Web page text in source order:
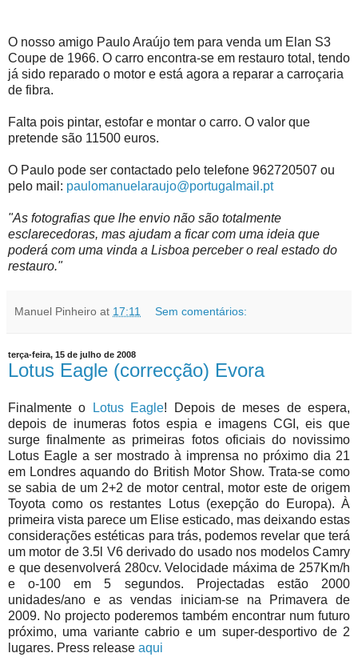
O nosso amigo Paulo Araújo tem para venda um Elan S3
Coupe de 1966. O carro encontra-se em restauro total, tendo
já sido reparado o motor e está agora a reparar a carroçaria
de fibra.
Falta pois pintar, estofar e montar o carro. O valor que
pretende são 11500 euros.
O Paulo pode ser contactado pelo telefone 962720507 ou
pelo mail: paulomanuelaraujo@portugalmail.pt
"As fotografias que lhe envio não são totalmente
esclarecedoras, mas ajudam a ficar com uma ideia que
poderá com uma vinda a Lisboa perceber o real estado do
restauro."
Manuel Pinheiro at 17:11 Sem comentários:
terça-feira, 15 de julho de 2008
Lotus Eagle (correcção) Evora
Finalmente o Lotus Eagle! Depois de meses de espera,
depois de inumeras fotos espia e imagens CGI, eis que
surge finalmente as primeiras fotos oficiais do novissimo
Lotus Eagle a ser mostrado à imprensa no próximo dia 21
em Londres aquando do British Motor Show. Trata-se como
se sabia de um 2+2 de motor central, motor este de origem
Toyota como os restantes Lotus (exepção do Europa). À
primeira vista parece um Elise esticado, mas deixando estas
considerações estéticas para trás, podemos revelar que terá
um motor de 3.5l V6 derivado do usado nos modelos Camry
e que desenvolverá 280cv. Velocidade máxima de 257Km/h
e o-100 em 5 segundos. Projectadas estão 2000
unidades/ano e as vendas iniciam-se na Primavera de
2009. No projecto poderemos também encontrar num futuro
próximo, uma variante cabrio e um super-desportivo de 2
lugares. Press release aqui